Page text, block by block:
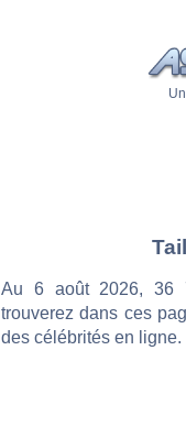
Au 6 août 2026, 36
trouverez dans ces
des célébrités en ligne.